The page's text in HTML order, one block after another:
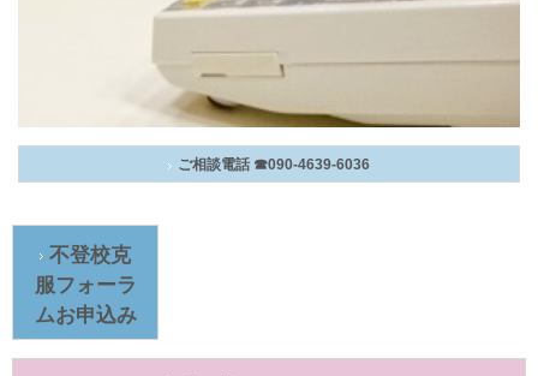
ご相談電話 ☎090-4639-6036
不登校克
服フォーラ
ムお申込み